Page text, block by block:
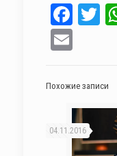
Похожие записи
04.11.2016